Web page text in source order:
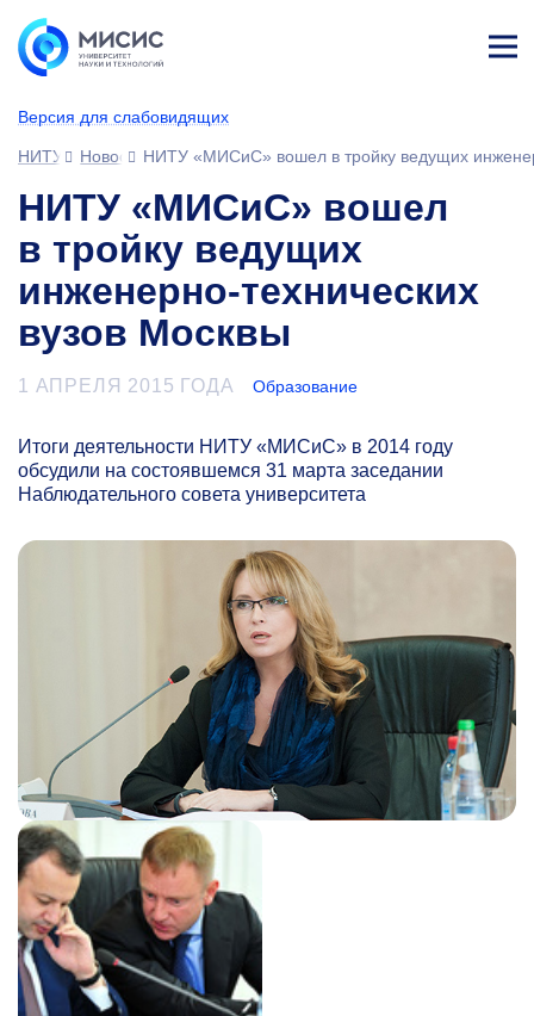
Версия для слабовидящих
ине
НИТУ МИСИС
НовостиНИТУ «МИСиС» вошел в тройку ведущих
НИТУ «МИСиС» вошел
в тройку ведущих
инженерно-технических
вузов Москвы
1 АПРЕЛЯ 2015 ГОДА Образование
Итоги деятельности НИТУ «МИСиС» в 2014 году
обсудили на состоявшемся 31 марта заседании
Наблюдательного совета университета